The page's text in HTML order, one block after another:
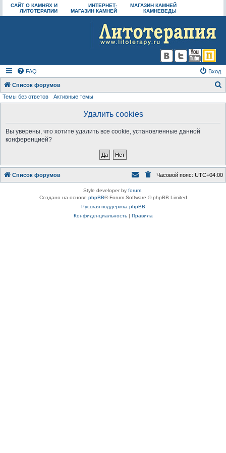
САЙТ О КАМНЯХ И
ЛИТОТЕРАПИИ
ИНТЕРНЕТ-
МАГАЗИН КАМНЕЙ
МАГАЗИН КАМНЕЙ
КАМНЕВЕДЫ
FAQ Вход
Список форумов
Темы без ответов Активные темы
Удалить cookies
Вы уверены, что хотите удалить все cookie, установленные данной
конференцией?
Список форумов Часовой пояс: UTC+04:00
Style developer by forum
Создано на основе phpBB® Forum Software © phpBB Limited
Русская поддержка phpBB
Конфиденциальность| Правила